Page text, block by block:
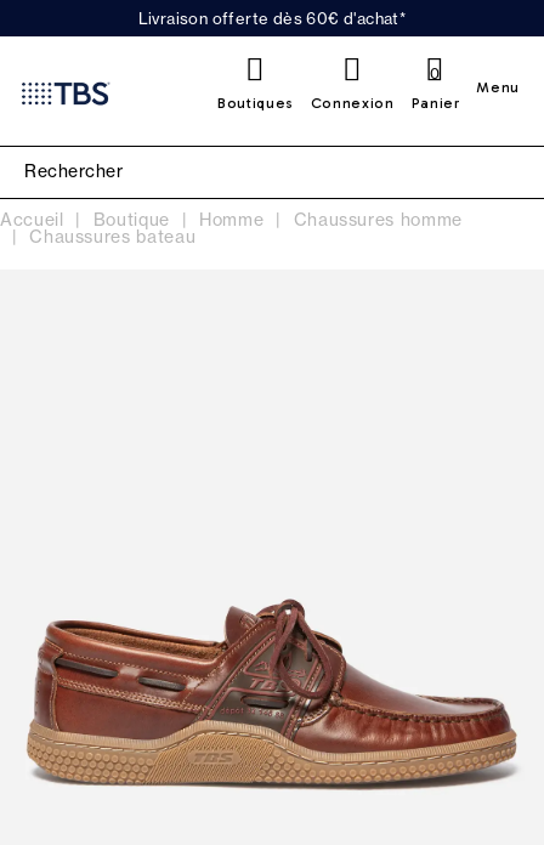
Livraison offerte dès 60€ d'achat*
Boutiques Connexion Panier
0
Menu
Accueil Boutique Homme Chaussures homme
Chaussures bateau